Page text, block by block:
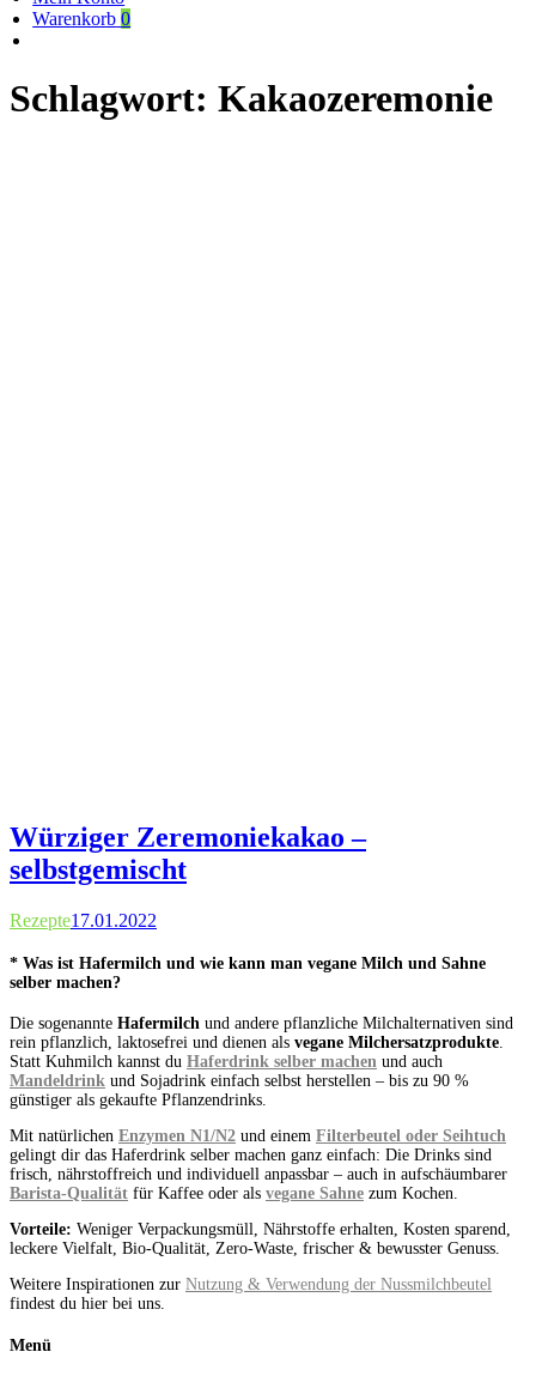
Warenkorb 0
Schlagwort: Kakaozeremonie
Würziger Zeremoniekakao –
selbstgemischt
Rezepte17.01.2022
* Was ist Hafermilch und wie kann man vegane Milch und Sahne
selber machen?
Die sogenannte Hafermilch und andere pflanzliche Milchalternativen sind
rein pflanzlich, laktosefrei und dienen als vegane Milchersatzprodukte.
Statt Kuhmilch kannst du Haferdrink selber machen und auch
Mandeldrink und Sojadrink einfach selbst herstellen – bis zu 90 %
günstiger als gekaufte Pflanzendrinks.
Mit natürlichen Enzymen N1/N2 und einem Filterbeutel oder Seihtuch
gelingt dir das Haferdrink selber machen ganz einfach: Die Drinks sind
frisch, nährstoffreich und individuell anpassbar – auch in aufschäumbarer
Barista-Qualität für Kaffee oder als vegane Sahne zum Kochen.
Vorteile: Weniger Verpackungsmüll, Nährstoffe erhalten, Kosten sparend,
leckere Vielfalt, Bio-Qualität, Zero-Waste, frischer & bewusster Genuss.
Weitere Inspirationen zur Nutzung & Verwendung der Nussmilchbeutel
findest du hier bei uns.
Menü